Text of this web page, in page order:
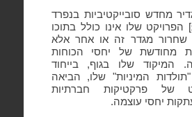
מחדש סובייקטיביות בנפרד
] הפרויקט שלו אינו כולל בתוכו
שחרור מגדר זה או אחר אלא
מחודשת של יחסי הכוחות
המיקוד שלו בגוף, בייחוד
המיניות" שלו, הביאה
של פרקטיקות חברתיות
יחסי עוצמה.